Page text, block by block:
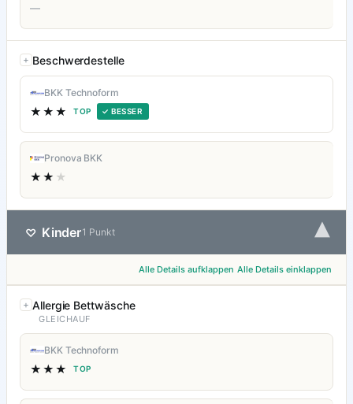
—
Beschwerdestelle
BKK Technoform
★★★ TOP ✓ BESSER
Pronova BKK
★★ ★
♡ Kinder1 Punkt ▾
Alle Details aufklappen Alle Details einklappen
Allergie Bettwäsche
GLEICHAUF
BKK Technoform
★★★ TOP